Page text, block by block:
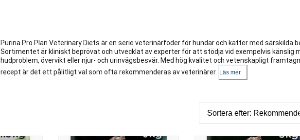
Purina Pro Plan Veterinary Diets är en serie veterinärfoder för hundar och katter med särskilda
Sortimentet är kliniskt beprövat och utvecklat av experter för att stödja vid exempelvis känslig
hudproblem, övervikt eller njur- och urinvägsbesvär. Med hög kvalitet och vetenskapligt
recept är det ett pålitligt val som ofta rekommenderas av veterinärer.
Läs mer